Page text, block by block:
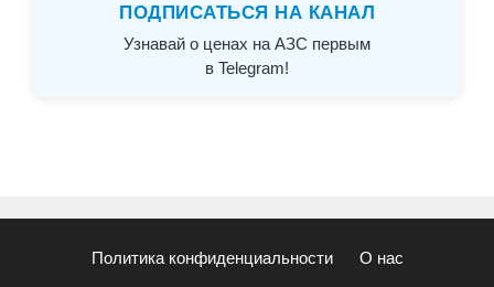
ПОДПИСАТЬСЯ НА КАНАЛ
Узнавай о ценах на АЗС первым
в Telegram!
Политика конфиденциальности О нас